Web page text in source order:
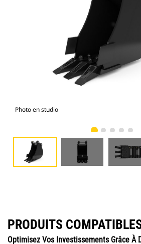
Photo en studio
PRODUITS
Optimisez Vos Investissements Grâce À